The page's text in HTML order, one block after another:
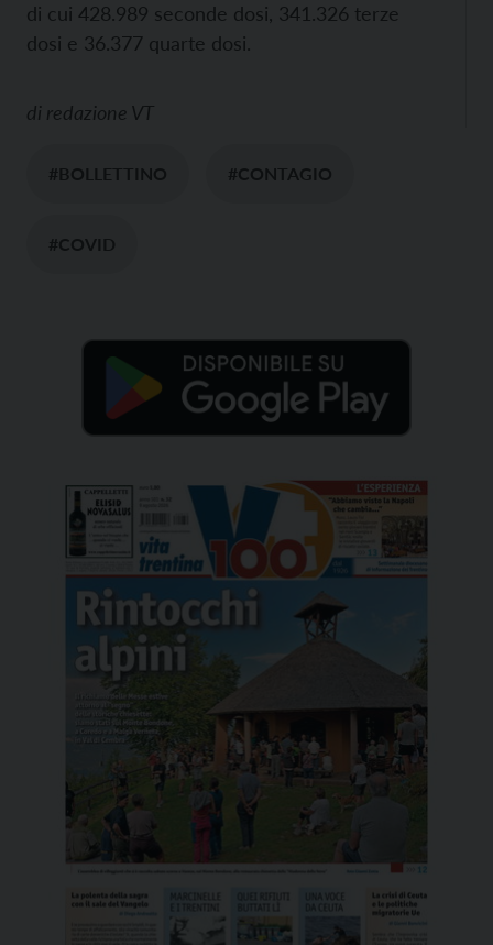
di cui 428.989 seconde dosi, 341.326 terze
dosi e 36.377 quarte dosi.
di redazione VT
#BOLLETTINO #CONTAGIO
#COVID